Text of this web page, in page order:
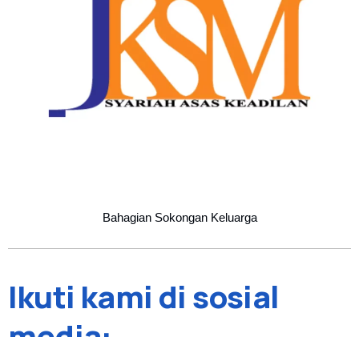
Ikuti kami di sosial
Bahagian Sokongan Keluarga